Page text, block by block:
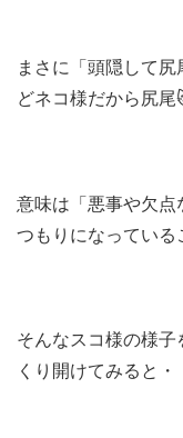
まさに「頭隠して
どネコ様だから尻尾
意味は「悪事や欠点
つもりになっている
そんなスコ様の様子
くり開けてみると・